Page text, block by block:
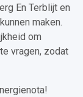
En Terblijt en
maken.
om
vragen, zodat